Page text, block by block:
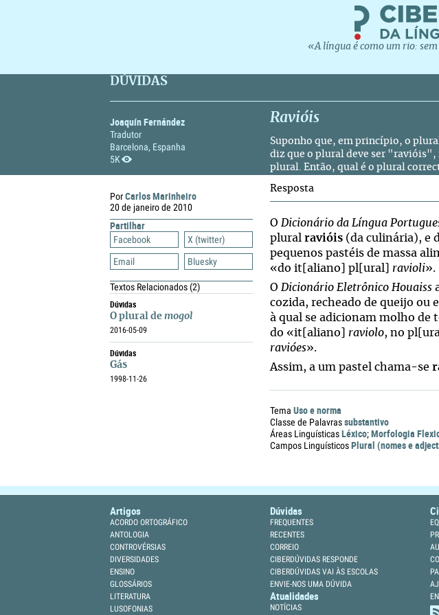
«A língua é como um rio:
DÚVIDAS
Joaquín Fernández
Tradutor
Barcelona, Espanha
5K
Ravióis
Suponho que, em princípio, o
diz que o plural deve ser
plural. Então, qual é o plural
PorCarlos Marinheiro
20 de janeiro de 2010
Partilhar
Facebook
X (twitter)
Email
Bluesky
Textos Relacionados(2)
Dúvidas
O plural de mogol
2016-05-09
Dúvidas
Gás
1998-11-26
Resposta
O Dicionário da Língua
plural ravióis (da culinária), e
pequenos pastéis de massa
«do it[aliano] pl[ural] ravioli».
O Dicionário Eletrônico Houaiss
cozida, recheado de queijo ou
à qual se adicionam molho de
do «it[aliano] raviolo, no
ravióes».
Assim, a um pastel chama-se
Tema Uso e norma
Classe de Palavrassubstantivo
Áreas LinguísticasLéxico;Morfologia
Campos LinguísticosPlural (nomes e
Artigos
ACORDO ORTOGRÁFICO
ANTOLOGIA
CONTROVÉRSIAS
DIVERSIDADES
ENSINO
GLOSSÁRIOS
LITERATURA
LUSOFONIAS
Dúvidas
FREQUENTES
RECENTES
CORREIO
CIBERDÚVIDAS RESPONDE
CIBERDÚVIDAS VAI ÀS ESCOLAS
ENVIE-NOS UMA DÚVIDA
Atualidades
NOTÍCIAS